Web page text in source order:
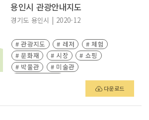
용인시 관광안내지도
경기도 용인시 | 2020-12
# 관광지도 # 레저
# 체험
# 문화재
# 시장
# 쇼핑
# 박물관
# 미술관
다운로드